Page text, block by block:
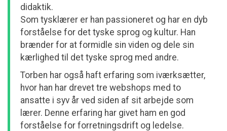
didaktik.
Som tysklærer er han passioneret og har en dyb
forståelse for det tyske sprog og kultur. Han
brænder for at formidle sin viden og dele sin
kærlighed til det tyske sprog med andre.
Torben har også haft erfaring som iværksætter,
hvor han har drevet tre webshops med to
ansatte i syv år ved siden af sit arbejde som
lærer. Denne erfaring har givet ham en god
forståelse for forretningsdrift og ledelse.